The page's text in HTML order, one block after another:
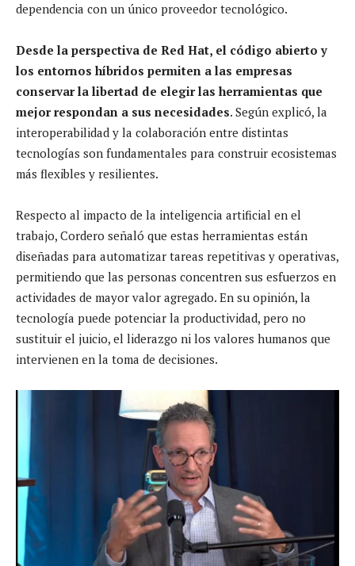
dependencia con un único proveedor tecnológico.
Desde la perspectiva de Red Hat, el código abierto y
los entornos híbridos permiten a las empresas
conservar la libertad de elegir las herramientas que
mejor respondan a sus necesidades. Según explicó, la
interoperabilidad y la colaboración entre distintas
tecnologías son fundamentales para construir ecosistemas
más flexibles y resilientes.
Respecto al impacto de la inteligencia artificial en el
trabajo, Cordero señaló que estas herramientas están
diseñadas para automatizar tareas repetitivas y operativas,
permitiendo que las personas concentren sus esfuerzos en
actividades de mayor valor agregado. En su opinión, la
tecnología puede potenciar la productividad, pero no
sustituir el juicio, el liderazgo ni los valores humanos que
intervienen en la toma de decisiones.